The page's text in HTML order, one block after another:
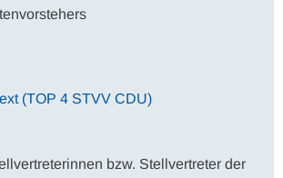
(TOP 4 STVV CDU)
bzw. Stellvertreter der